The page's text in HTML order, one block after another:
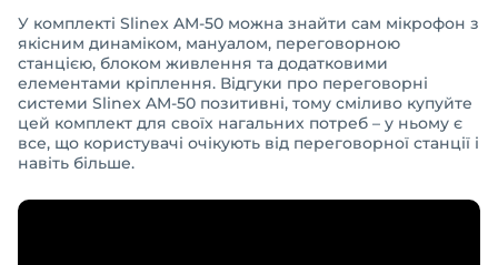
У комплекті Slinex AM-50 можна знайти сам мікрофон з
якісним динаміком, мануалом, переговорною
станцією, блоком живлення та додатковими
елементами кріплення. Відгуки про переговорні
системи Slinex AM-50 позитивні, тому сміливо купуйте
цей комплект для своїх нагальних потреб – у ньому є
все, що користувачі очікують від переговорної станції і
навіть більше.